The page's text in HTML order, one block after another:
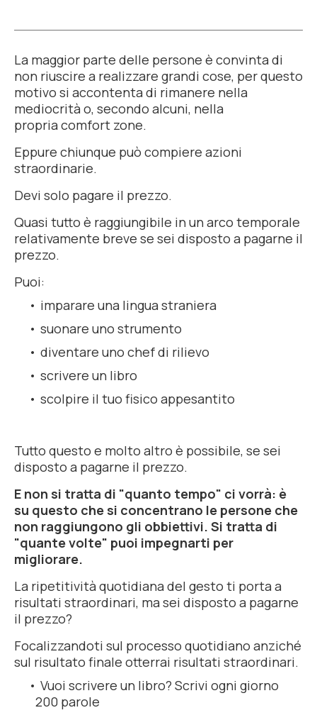
La maggior parte delle persone è convinta di
non riuscire a realizzare grandi cose, per questo
motivo si accontenta di rimanere nella
mediocrità o, secondo alcuni, nella
propria comfort zone.
Eppure chiunque può compiere azioni
straordinarie.
Devi solo pagare il prezzo.
Quasi tutto è raggiungibile in un arco temporale
relativamente breve se sei disposto a pagarne il
prezzo.
Puoi:
imparare una lingua straniera
suonare uno strumento
diventare uno chef di rilievo
scrivere un libro
scolpire il tuo fisico appesantito
Tutto questo e molto altro è possibile, se sei
disposto a pagarne il prezzo.
E non si tratta di "quanto tempo" ci vorrà: è
su questo che si concentrano le persone che
non raggiungono gli obbiettivi. Si tratta di
"quante volte" puoi impegnarti per
migliorare.
La ripetitività quotidiana del gesto ti porta a
risultati straordinari, ma sei disposto a pagarne
il prezzo?
Focalizzandoti sul processo quotidiano anziché
sul risultato finale otterrai risultati straordinari.
Vuoi scrivere un libro? Scrivi ogni giorno
200 parole